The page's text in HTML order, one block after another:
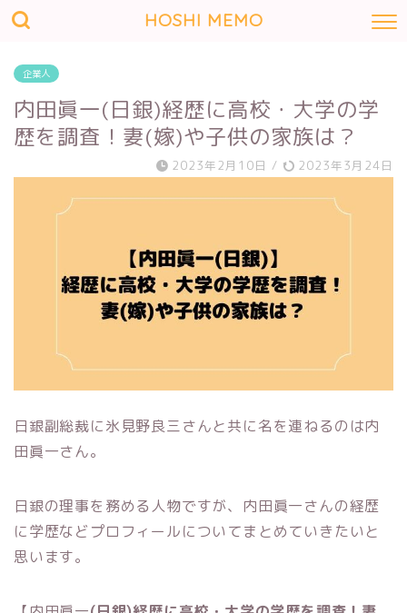
HOSHI MEMO
企業人
内田眞一(日銀)経歴に高校・大学の学
歴を調査！妻(嫁)や子供の家族は？
2023年2月10日 / 2023年3月24日
日銀副総裁に氷見野良三さんと共に名を連ねるのは内
田眞一さん。
日銀の理事を務める人物ですが、内田眞一さんの経歴
に学歴などプロフィールについてまとめていきたいと
思います。